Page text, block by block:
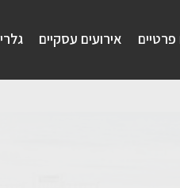
פרטיים אירועים עסקיים